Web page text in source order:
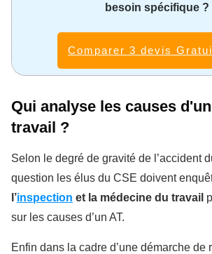
besoin spécifique ?
Comparer 3 devis
Qui analyse les causes
travail ?
Selon le degré de gravité de l’accident
question les élus du CSE doivent
l’inspection et la médecine du travail
sur les causes d’un AT.
Enfin dans la cadre d’une démarche de